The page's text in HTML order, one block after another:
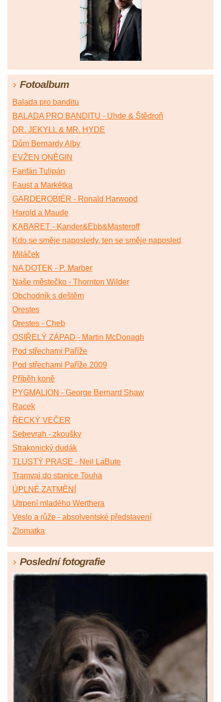
Fotoalbum
Balada pro banditu
BALADA PRO BANDITU - Uhde & Štědroň
DR. JEKYLL & MR. HYDE
Dům Bernardy Alby
EVŽEN ONĚGIN
Fanfán Tulipán
Faust a Markétka
GARDEROBIÉR - Ronald Harwood
Harold a Maude
KABARET - Kander&Ebb&Masteroff
Kdo se směje naposledy, ten se směje naposled
Miláček
NA DOTEK - P. Marber
Naše městečko - Thornton Wilder
Obchodník s deštěm
Orestes
Orestes - Cheb
OSIŘELÝ ZÁPAD - Martin McDonagh
Pod střechami Paříže
Pod střechami Paříže 2009
Příběh koně
PYGMALION - George Bernard Shaw
Racek
ŘECKÝ VEČER
Sebevrah - zkoušky
Strakonický dudák
TLUSTÝ PRASE - Neil LaBute
Tramvaj do stanice Touha
ÚPLNÉ ZATMĚNÍ
Utrpení mladého Werthera
Veslo a růže - absolventské představení
Zlomatka
Poslední fotografie